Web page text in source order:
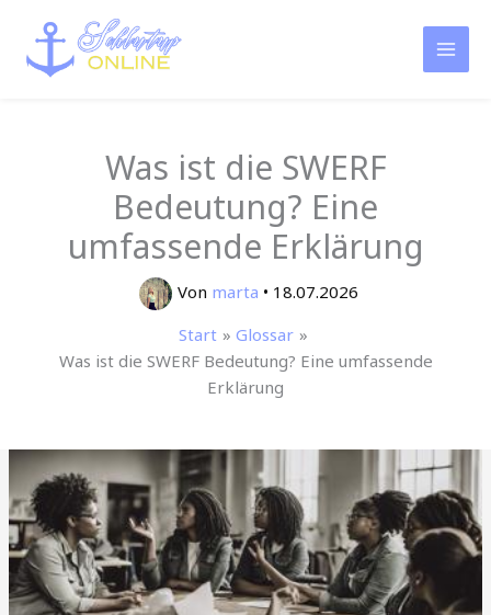
Inhalt
springen
Was ist die SWERF
Bedeutung? Eine
umfassende Erklärung
Von marta • 18.07.2026
Start
Glossar
Was ist die SWERF Bedeutung? Eine umfassende
Erklärung